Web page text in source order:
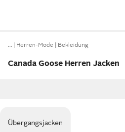
… Herren-Mode Bekleidung
Canada Goose Herren Jacken
Übergangsjacken